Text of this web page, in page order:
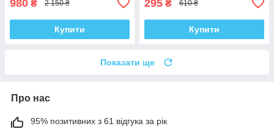
980 ₴ 2 150 ₴
Купити
295 ₴ 610 ₴
Купити
Показати ще
Про нас
95% позитивних з 61 відгука за рік